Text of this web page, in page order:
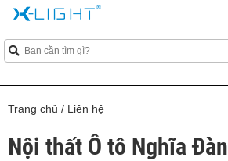
Trang chủ / Liên hệ
Nội thất Ô tô Nghĩa Đàn